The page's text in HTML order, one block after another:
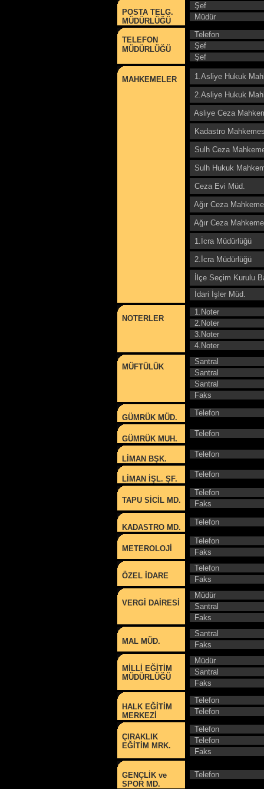
POSTA TELG.
MÜDÜRLÜĞÜ
Şef
Müdür
TELEFON
MÜDÜRLÜĞÜ
Telefon
Şef
Şef
MAHKEMELER 1.Asliye Hukuk
2.Asliye Hukuk
Asliye Ceza
Kadastro
Sulh Ceza
Sulh Hukuk
Ceza Evi Müd.
Ağır Ceza
Ağır Ceza
1.İcra Müdürlüğü
2.İcra Müdürlüğü
İlçe Seçim Kurulu
İdari İşler Müd.
NOTERLER
1.Noter
2.Noter
3.Noter
4.Noter
MÜFTÜLÜK
Santral
Santral
Santral
Faks
GÜMRÜK MÜD.
Telefon
GÜMRÜK MUH.
Telefon
LİMAN BŞK.
Telefon
LİMAN İŞL. ŞF.
Telefon
TAPU SİCİL MD.
Telefon
Faks
KADASTRO MD.
Telefon
METEROLOJİ
Telefon
Faks
ÖZEL İDARE
Telefon
Faks
VERGİ DAİRESİ
Müdür
Santral
Faks
MAL MÜD.
Santral
Faks
MİLLİ EĞİTİM
MÜDÜRLÜĞÜ
Müdür
Santral
Faks
HALK EĞİTİM
MERKEZİ
Telefon
Telefon
ÇIRAKLIK
EĞİTİM MRK.
Telefon
Telefon
Faks
GENÇLİK ve
SPOR MD.
Telefon